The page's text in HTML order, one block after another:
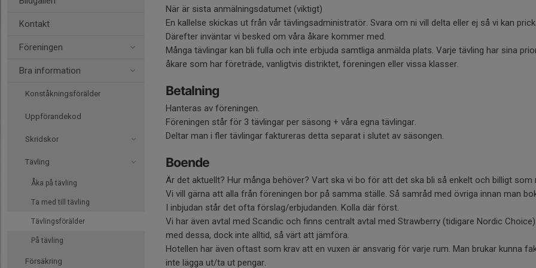
Kontakt
Föreningen
Bra information
Konståkningsförälder
Uppförandekod
Skridskor
Tävling
Åka på tävling
Ta med till tävling
Tävlingsförälder
På tävling
Försäkring
När är sista anmälningsdatumet (viktigt)
En kallelse skickas ut från vår tävlingsadministratör. Svara om ni vill delta eller ej så vi kan
Därefter inväntar vi besked om våra åkare kommer med.
Många tävlingar kan bli fulla och inte erbjuda samtliga anmälda plats. Varje tävling har sina
åkare som har företräde, vanligtvis distriktet, föreningen eller vissa klasser.
Betalning
Hanteras av föreningen.
Föreningen står för 3 tävlingar per säsong + våra egna tävlingar.
Deltar man i fler tävlingar faktureras detta separat i slutet av säsongen.
Boende
Är det aktuellt? Hur många behöver? Vart ska vi bo för att det ska bli så enkelt och billigt
Vi vill gärna att alla från föreningen bor på samma ställe. Så samråd med övriga innan man
I inbjudan står det ofta förslag/erbjudanden. Kolla där först.
Vi har även avtal med Scandic och finns centralt avtal med Strawberry (tidigare Nordic
med dessa, dock inte alltid, så värt att jämföra.
Hotellen har även oftast som krav att en vuxen är ansvarig för varje rum. Man brukar kunna
inte lägga ut/ta ut pengar.